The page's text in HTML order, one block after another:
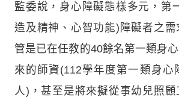
監委說，身心障礙態樣多元，第
造及精神、心智功能)障礙者之
管是已在任教的40餘名第一類身
來的師資(112學年度第一類身心
人)，甚至是將來擬從事幼兒照